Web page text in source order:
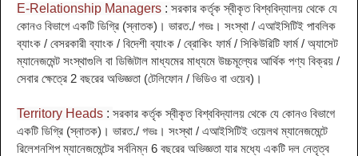
E-Relationship Managers : সরকার কর্তৃক স্বীকৃত বিশ্ববিদ্যালয় থেকে যে
কোনও বিভাগে একটি ডিগ্রি (স্নাতক)। ভারত./ গভঃ। সংস্থা / এআইসিটিই পাবলিক
ব্যাংক / বেসরকারী ব্যাংক / বিদেশী ব্যাংক / ব্রোকিং ফার্ম / সিকিউরিটি ফার্ম / অ্যাসেট
ম্যানেজমেন্ট সংস্থাগুলি বা ডিজিটাল মাধ্যমের মাধ্যমে উচ্চমূল্যের আর্থিক পণ্য বিক্রয় /
সেবার ক্ষেত্রে 2 বছরের অভিজ্ঞতা (টেলিফোন / ভিডিও বা ওয়েব)।
Territory Heads : সরকার কর্তৃক স্বীকৃত বিশ্ববিদ্যালয় থেকে যে কোনও বিভাগে
একটি ডিগ্রি (স্নাতক)। ভারত./ গভঃ। সংস্থা / এআইসিটিই ওয়েলথ ম্যানেজমেন্টে
রিলেশনশিপ ম্যানেজমেন্টের সর্বনিম্ন 6 বছরের অভিজ্ঞতা যার মধ্যে একটি দল নেতৃত্ব